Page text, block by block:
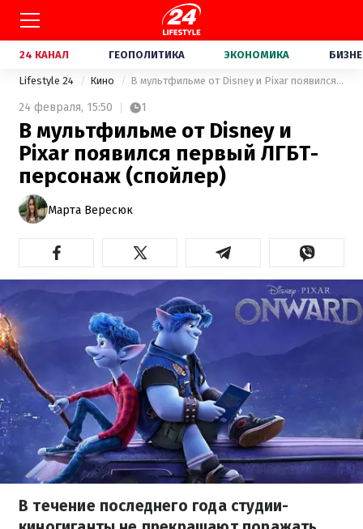
24 КАНАЛ ГЕОПОЛИТИКА ЭКОНОМИКА
Lifestyle 24 Кино В мультфильме от Disney и Pixar появился первый ЛГБТ-персонаж (спойлер)
24 февраля, 15:50 1
В мультфильме от Disney и
Pixar появился первый ЛГБТ-
персонаж (спойлер)
Марта Вересюк
В течение последнего года студии-